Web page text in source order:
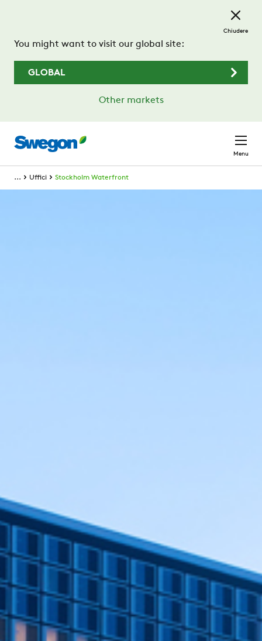
You might want to visit our global site:
GLOBAL
Other markets
Chiudere
Menu
... Uffici Stockholm Waterfront